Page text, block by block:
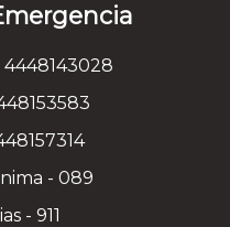
- 089
- 911